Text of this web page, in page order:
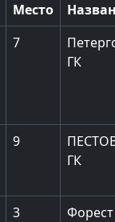
Место
7
ГК
9
ГК
3
Форест